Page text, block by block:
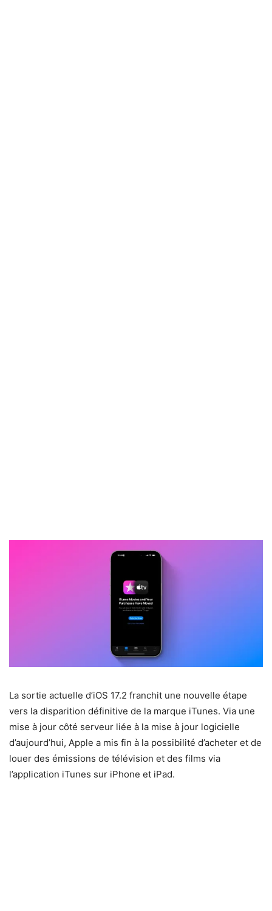
La sortie actuelle d’iOS 17.2 franchit une nouvelle étape
vers la disparition définitive de la marque iTunes. Via une
mise à jour côté serveur liée à la mise à jour logicielle
d’aujourd’hui, Apple a mis fin à la possibilité d’acheter et de
louer des émissions de télévision et des films via
l’application iTunes sur iPhone et iPad.